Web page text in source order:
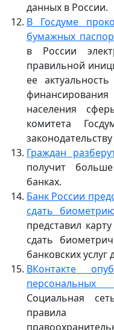
данных в России.
В Госдуме
бумажных
в России
правильной
ее
населения
комитета
Граждан
получит
банках.
Банк России
сдать
представил
сдать
банковских
ВКонтакте
Социальная
правила